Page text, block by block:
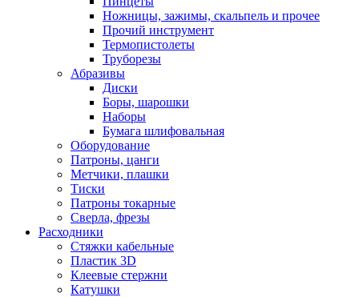
Ножницы, зажимы, скальпель и прочее
Прочий инструмент
Термопистолеты
Труборезы
Абразивы
Диски
Боры, шарошки
Наборы
Бумага шлифовальная
Оборудование
Патроны, цанги
Метчики, плашки
Тиски
Патроны токарные
Сверла, фрезы
Расходники
Стяжки кабельные
Пластик 3D
Клеевые стержни
Катушки